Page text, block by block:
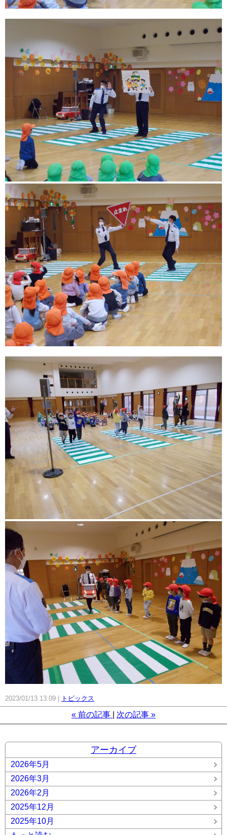
2023/01/13 13:09 トピックス
« 前の記事 次の記事 »
アーカイブ
2026年5月
2026年3月
2026年2月
2025年12月
2025年10月